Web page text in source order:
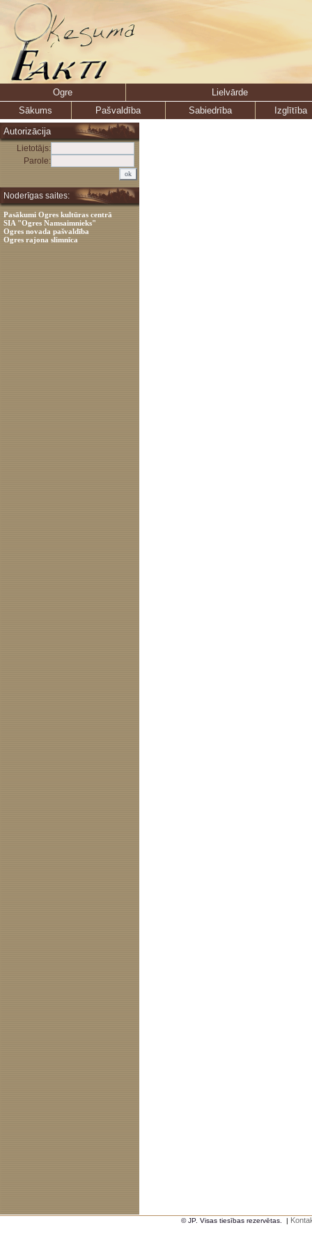
Ogre
Lielvārde
Sākums
Pašvaldība Sabiedrība
Izglītība
Autorizācija
Lietotājs:
Parole:
Noderīgas saites:
Pasākumi Ogres kultūras centrā
SIA "Ogres Namsaimnieks"
Ogres novada pašvaldība
Ogres rajona slimnīca
© JP. Visas tiesības rezervētas. |